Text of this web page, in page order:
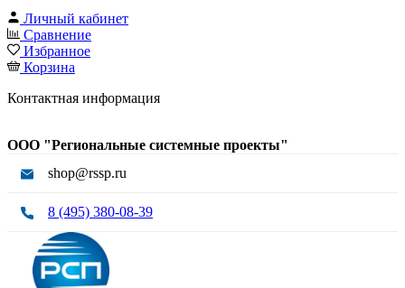
Личный кабинет
Сравнение
Избранное
Корзина
Контактная информация
ООО "Региональные системные проекты"
shop@rssp.ru
8 (495) 380-08-39